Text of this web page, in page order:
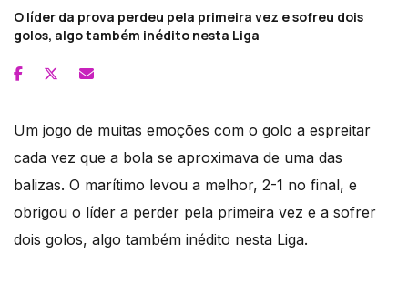
O líder da prova perdeu pela primeira vez e sofreu dois
golos, algo também inédito nesta Liga
Um jogo de muitas emoções com o golo a espreitar
cada vez que a bola se aproximava de uma das
balizas. O marítimo levou a melhor, 2-1 no final, e
obrigou o líder a perder pela primeira vez e a sofrer
dois golos, algo também inédito nesta Liga.